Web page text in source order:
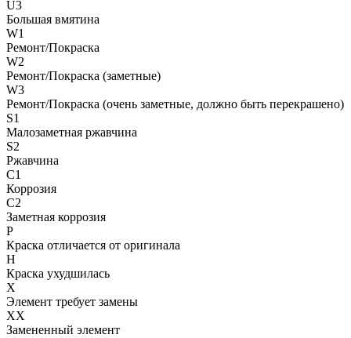
U3
Большая вмятина
W1
Ремонт/Покраска
W2
Ремонт/Покраска (заметные)
W3
Ремонт/Покраска (очень заметные, должно быть перекрашено)
S1
Малозаметная ржавчина
S2
Ржавчина
C1
Коррозия
C2
Заметная коррозия
P
Краска отличается от оригинала
H
Краска ухудшилась
X
Элемент требует замены
XX
Замененный элемент